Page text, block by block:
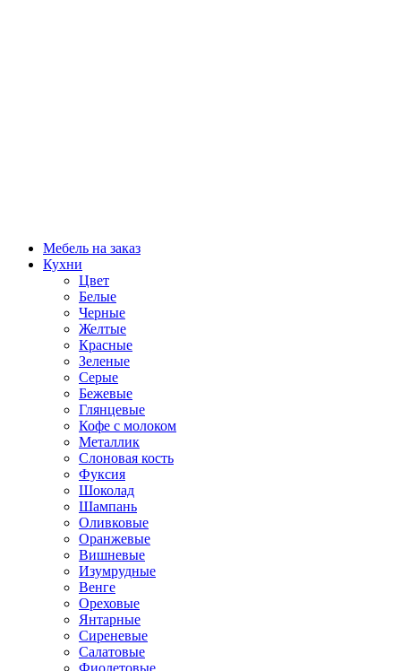
Мебель на заказ
Кухни
Цвет
Белые
Черные
Желтые
Красные
Зеленые
Серые
Бежевые
Глянцевые
Кофе с молоком
Металлик
Слоновая кость
Фуксия
Шоколад
Шампань
Оливковые
Оранжевые
Вишневые
Изумрудные
Венге
Ореховые
Янтарные
Сиреневые
Салатовые
Фиолетовые